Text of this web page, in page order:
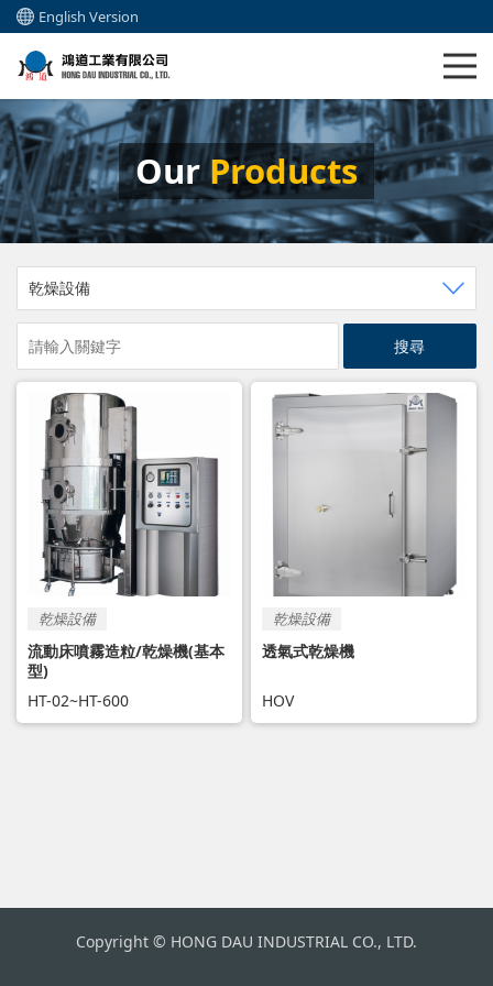
English Version
OurProducts
乾燥設備
乾燥設備
流動床噴霧造粒/乾燥機(基本
型)
HT-02~HT-600
乾燥設備
透氣式乾燥機
HOV
Copyright © HONG DAU INDUSTRIAL CO., LTD.